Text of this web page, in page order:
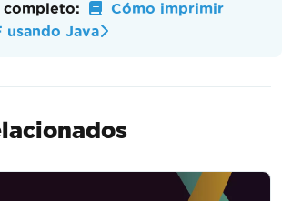
completo:
Cómo imprimir
usando Java